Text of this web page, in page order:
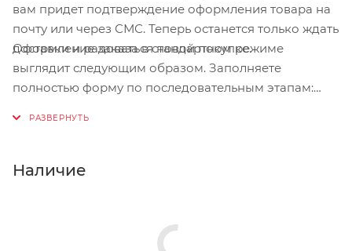
вам придет подтверждение оформления товара на
почту или через СМС. Теперь останется только ждать
доставки и радоваться новой покупке.
Оформление заказа в стандартном режиме
выглядит следующим образом. Заполняете
полностью форму по последовательным этапам:
Нажмите кнопку «Оформить заказ».
Наличие